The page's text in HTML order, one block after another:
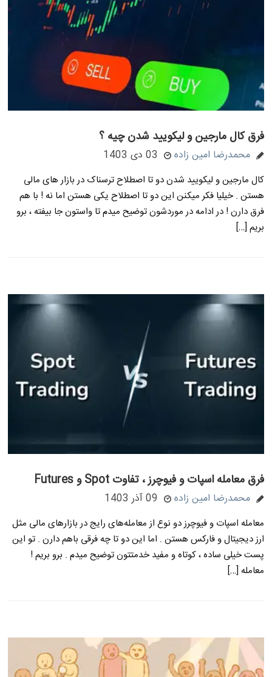
فرق کال مارجین و لیکویید شدن چیه ؟
محمدرضا امین زاده 03 دی 1403
کال مارجین و لیکویید شدن دو تا اصطلاح ترسناک در بازار های مالی
هستن . خیلیا فکر میکنن این دو تا اصطلاح یکی هستن اما نه ! با هم
فرق دارن ! در ادامه در موردشون توضیح میدم تا واستون جا بیفته ، برو
بریم […]
فرق معامله اسپات و فیوچرز ، تفاوت Spot و Futures
محمدرضا امین زاده 09 آذر 1403
معامله اسپات و فیوچرز دو نوع از معامله‌های رایج در بازارهای مالی مثل
ارز دیجیتال و فارکس هستن . اما این دو تا چه فرقی باهم دارن . تو این
پست خیلی ساده ، کوتاه و مفید خدمتتون توضیح میدم . برو بریم !
معامله […]